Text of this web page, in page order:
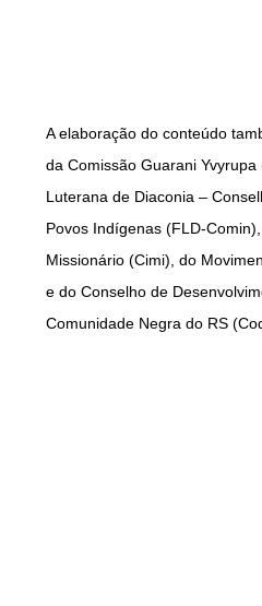
A elaboração do conteúdo
da Comissão Guarani
Luterana de Diaconia –
Povos Indígenas (FLD-
Missionário (Cimi), do
e do Conselho de
Comunidade Negra do RS